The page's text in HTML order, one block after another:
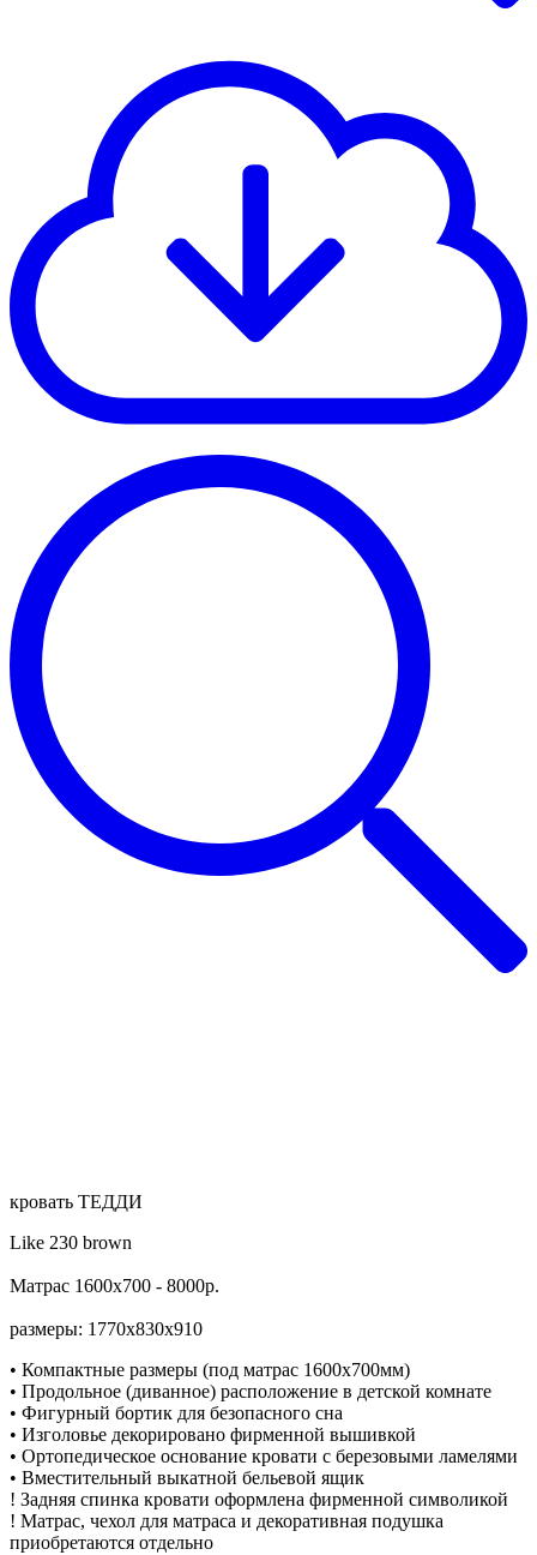
кровать ТЕДДИ
Like 230 brown
Матрас 1600х700 - 8000р.
размеры: 1770х830х910
• Компактные размеры (под матрас 1600х700мм)
• Продольное (диванное) расположение в детской комнате
• Фигурный бортик для безопасного сна
• Изголовье декорировано фирменной вышивкой
• Ортопедическое основание кровати с березовыми ламелями
• Вместительный выкатной бельевой ящик
! Задняя спинка кровати оформлена фирменной символикой
! Матрас, чехол для матраса и декоративная подушка
приобретаются отдельно